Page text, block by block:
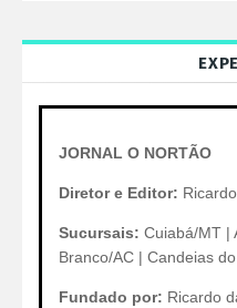
JORNAL O NORTÃO
Diretor e Editor:
Sucursais: Cuiabá/MT |
Branco/AC | Candeias
Fundado por: Ricardo